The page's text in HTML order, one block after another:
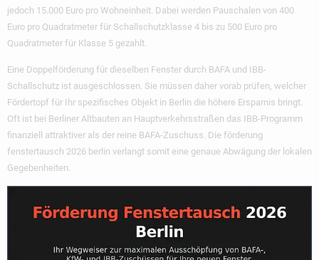
jedoch 15.000 Euro pro Wohneinheit. Dabei werden Pauschalen von 400
Euro pro Quadratmeter für Schallschutzklasse 4 bis zu 500 Euro pro
Quadratmeter für Klasse 5 gezahlt.
Eine Doppelförderung für dieselben Fenster durch BAFA und IBB-
Schallschutz ist ausgeschlossen. Sie müssen daher vorab prüfen, welcher
Fördertopf für Ihr spezifisches Objekt in Berlin die höhere Ersparnis bringt.
Oft ist bei Berliner Altbauten an Hauptverkehrsstraßen das IBB-Programm
finanziell attraktiver als der reine BAFA-Zuschuss. Die förderung
fenstertausch 2026 berlin verlangt somit eine genaue Abwägung der lokalen
Gegebenheiten.